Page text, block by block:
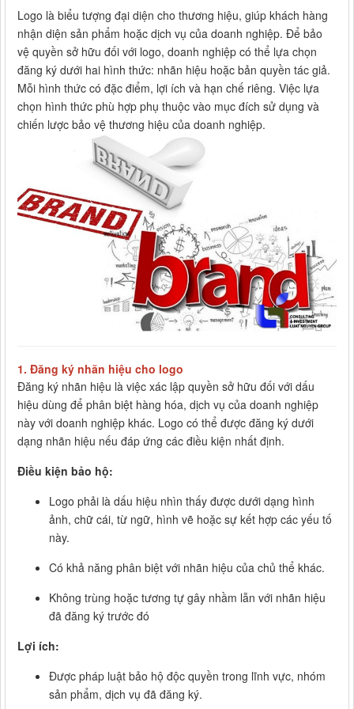
Logo là biểu tượng đại diện cho thương hiệu, giúp khách hàng
nhận diện sản phẩm hoặc dịch vụ của doanh nghiệp. Để bảo
vệ quyền sở hữu đối với logo, doanh nghiệp có thể lựa chọn
đăng ký dưới hai hình thức: nhãn hiệu hoặc bản quyền tác giả.
Mỗi hình thức có đặc điểm, lợi ích và hạn chế riêng. Việc lựa
chọn hình thức phù hợp phụ thuộc vào mục đích sử dụng và
chiến lược bảo vệ thương hiệu của doanh nghiệp.
1. Đăng ký nhãn hiệu cho logo
Đăng ký nhãn hiệu là việc xác lập quyền sở hữu đối với dấu
hiệu dùng để phân biệt hàng hóa, dịch vụ của doanh nghiệp
này với doanh nghiệp khác. Logo có thể được đăng ký dưới
dạng nhãn hiệu nếu đáp ứng các điều kiện nhất định.
Điều kiện bảo hộ:
Logo phải là dấu hiệu nhìn thấy được dưới dạng hình
ảnh, chữ cái, từ ngữ, hình vẽ hoặc sự kết hợp các yếu tố
này.
Có khả năng phân biệt với nhãn hiệu của chủ thể khác.
Không trùng hoặc tương tự gây nhầm lẫn với nhãn hiệu
đã đăng ký trước đó
Lợi ích:
Được pháp luật bảo hộ độc quyền trong lĩnh vực, nhóm
sản phẩm, dịch vụ đã đăng ký.